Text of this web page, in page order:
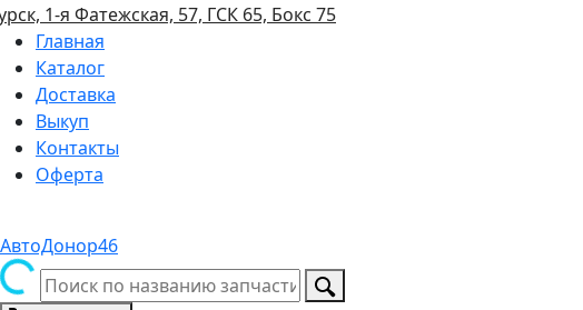
1-я Фатежская, 57, ГСК 65, Бокс 75
Главная
Каталог
Доставка
Выкуп
Контакты
Оферта
АвтоДонор46